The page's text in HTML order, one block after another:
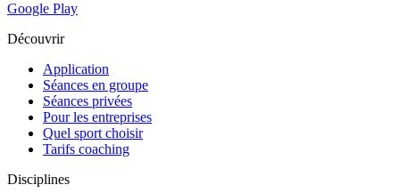
Google Play
Découvrir
Application
Séances en groupe
Séances privées
Pour les entreprises
Quel sport choisir
Tarifs coaching
Disciplines